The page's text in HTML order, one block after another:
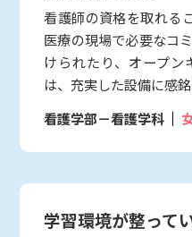
看護師の資格を取れる
医療の現場で必要なコ
けられたり、オープ
は、充実した設備に感
看護学部－看護学科
学習環境が整って